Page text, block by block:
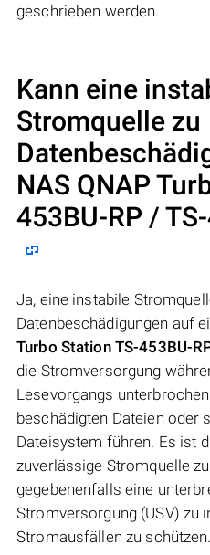
geschrieben werden.
Kann eine
Stromquelle zu
NAS QNAP
453BU-RP /
Ja, eine instabile
Datenbeschädigungen auf
Turbo Station TS-453BU-
die Stromversorgung
Lesevorgangs
beschädigten Dateien oder
Dateisystem führen. Es ist
zuverlässige Stromquelle
gegebenenfalls eine
Stromversorgung (USV) zu
Stromausfällen zu schützen.